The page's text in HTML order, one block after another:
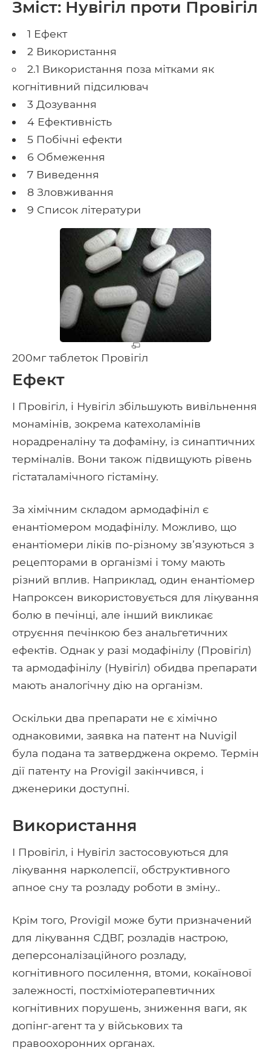
Зміст: Нувігіл проти Провігіл
1 Ефект
2 Використання
2.1 Використання поза мітками як
когнітивний підсилювач
3 Дозування
4 Ефективність
5 Побічні ефекти
6 Обмеження
7 Виведення
8 Зловживання
9 Список літератури
200мг таблеток Провігіл
Ефект
І Провігіл, і Нувігіл збільшують вивільнення
монамінів, зокрема катехоламінів
норадреналіну та дофаміну, із синаптичних
терміналів. Вони також підвищують рівень
гістаталамічного гістаміну.
За хімічним складом армодафініл є
енантіомером модафінілу. Можливо, що
енантіомери ліків по-різному зв’язуються з
рецепторами в організмі і тому мають
різний вплив. Наприклад, один енантіомер
Напроксен використовується для лікування
болю в печінці, але інший викликає
отруєння печінкою без анальгетичних
ефектів. Однак у разі модафінілу (Провігіл)
та армодафінілу (Нувігіл) обидва препарати
мають аналогічну дію на організм.
Оскільки два препарати не є хімічно
однаковими, заявка на патент на Nuvigil
була подана та затверджена окремо. Термін
дії патенту на Provigil закінчився, і
дженерики доступні.
Використання
І Провігіл, і Нувігіл застосовуються для
лікування нарколепсії, обструктивного
апное сну та розладу роботи в зміну..
Крім того, Provigil може бути призначений
для лікування СДВГ, розладів настрою,
деперсоналізаційного розладу,
когнітивного посилення, втоми, кокаїнової
залежності, постхіміотерапевтичних
когнітивних порушень, зниження ваги, як
допінг-агент та у військових та
правоохоронних органах.